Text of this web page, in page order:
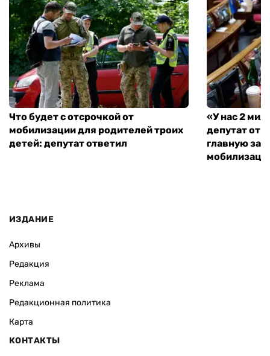
Что будет с отсрочкой от
мобилизации для родителей троих
детей: депутат ответил
«У нас 2
депутат от
главную
ИЗДАНИЕ
Архивы
Редакция
Реклама
Редакционная политика
Карта
КОНТАКТЫ